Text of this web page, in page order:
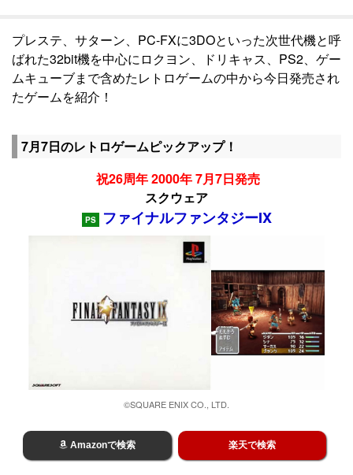
プレステ、サターン、PC-FXに3DOといった次世代機と呼
ばれた32bit機を中心にロクヨン、ドリキャス、PS2、ゲー
ムキューブまで含めたレトロゲームの中から今日発売され
たゲームを紹介！
7月7日のレトロゲームピックアップ！
祝26周年 2000年 7月7日発売
スクウェア
PS ファイナルファンタジーIX
©SQUARE ENIX CO., LTD.
Amazonで検索 楽天で検索